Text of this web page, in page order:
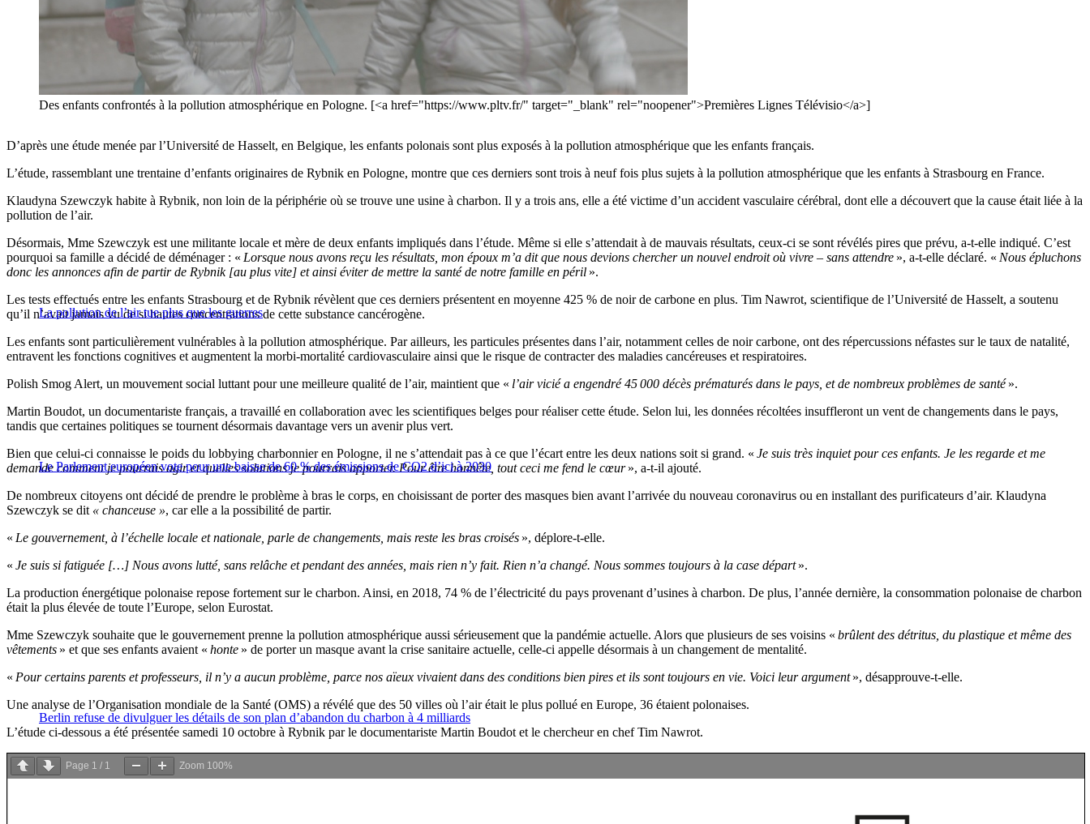
Des enfants confrontés à la pollution atmosphérique en Pologne. [<a href="https://www.pltv.fr/" target="_blank" rel="noopener">Premières Lignes Télévisio</a>]
D’après une étude menée par l’Université de Hasselt, en Belgique, les enfants polonais sont plus exposés à la pollution atmosphérique que les enfants français.
L’étude, rassemblant une trentaine d’enfants originaires de Rybnik en Pologne, montre que ces derniers sont trois à neuf fois plus sujets à la pollution atmosphérique que les enfants à Strasbourg en France.
Klaudyna Szewczyk habite à Rybnik, non loin de la périphérie où se trouve une usine à charbon. Il y a trois ans, elle a été victime d’un accident vasculaire cérébral, dont elle a découvert que la cause était liée à la
pollution de l’air.
Désormais, Mme Szewczyk est une militante locale et mère de deux enfants impliqués dans l’étude. Même si elle s’attendait à de mauvais résultats, ceux-ci se sont révélés pires que prévu, a-t-elle indiqué. C’est
pourquoi sa famille a décidé de déménager : « Lorsque nous avons reçu les résultats, mon époux m’a dit que nous devions chercher un nouvel endroit où vivre – sans attendre », a-t-elle déclaré. « Nous épluchons
donc les annonces afin de partir de Rybnik [au plus vite] et ainsi éviter de mettre la santé de notre famille en péril ».
La pollution de l’air tue plus que les guerres
Les tests effectués entre les enfants Strasbourg et de Rybnik révèlent que ces derniers présentent en moyenne 425 % de noir de carbone en plus. Tim Nawrot, scientifique de l’Université de Hasselt, a soutenu
qu’il n’avait jamais vu de si hautes concentrations de cette substance cancérogène.
Les enfants sont particulièrement vulnérables à la pollution atmosphérique. Par ailleurs, les particules présentes dans l’air, notamment celles de noir carbone, ont des répercussions néfastes sur le taux de natalité,
entravent les fonctions cognitives et augmentent la morbi-mortalité cardiovasculaire ainsi que le risque de contracter des maladies cancéreuses et respiratoires.
Polish Smog Alert, un mouvement social luttant pour une meilleure qualité de l’air, maintient que « l’air vicié a engendré 45 000 décès prématurés dans le pays, et de nombreux problèmes de santé».
Martin Boudot, un documentariste français, a travaillé en collaboration avec les scientifiques belges pour réaliser cette étude. Selon lui, les données récoltées insuffleront un vent de changements dans le pays,
tandis que certaines politiques se tournent désormais davantage vers un avenir plus vert.
Le Parlement européen vote pour une baisse de 60 % des émissions de CO2 d’ici à 2030
Bien que celui-ci connaisse le poids du lobbying charbonnier en Pologne, il ne s’attendait pas à ce que l’écart entre les deux nations soit si grand. « Je suis très inquiet pour ces enfants. Je les regarde et me
demande comment je pourrais agir et quelles solutions je pourrais apporter. Pour être honnête, tout ceci me fend le cœur», a-t-il ajouté.
De nombreux citoyens ont décidé de prendre le problème à bras le corps, en choisissant de porter des masques bien avant l’arrivée du nouveau coronavirus ou en installant des purificateurs d’air. Klaudyna
Szewczyk se dit « chanceuse », car elle a la possibilité de partir.
« Le gouvernement, à l’échelle locale et nationale, parle de changements, mais reste les bras croisés », déplore-t-elle.
« Je suis si fatiguée […] Nous avons lutté, sans relâche et pendant des années, mais rien n’y fait. Rien n’a changé. Nous sommes toujours à la case départ».
La production énergétique polonaise repose fortement sur le charbon. Ainsi, en 2018, 74 % de l’électricité du pays provenant d’usines à charbon. De plus, l’année dernière, la consommation polonaise de charbon
était la plus élevée de toute l’Europe, selon Eurostat.
Mme Szewczyk souhaite que le gouvernement prenne la pollution atmosphérique aussi sérieusement que la pandémie actuelle. Alors que plusieurs de ses voisins « brûlent des détritus, du plastique et même des
vêtements » et que ses enfants avaient « honte » de porter un masque avant la crise sanitaire actuelle, celle-ci appelle désormais à un changement de mentalité.
« Pour certains parents et professeurs, il n’y a aucun problème, parce nos aïeux vivaient dans des conditions bien pires et ils sont toujours en vie. Voici leur argument», désapprouve-t-elle.
Berlin refuse de divulguer les détails de son plan d’abandon du charbon à 4 milliards
Une analyse de l’Organisation mondiale de la Santé (OMS) a révélé que des 50 villes où l’air était le plus pollué en Europe, 36 étaient polonaises.
L’étude ci-dessous a été présentée samedi 10 octobre à Rybnik par le documentariste Martin Boudot et le chercheur en chef Tim Nawrot.
Page 1 / 1 Zoom 100%